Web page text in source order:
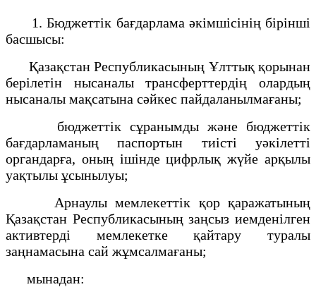
1. Бюджеттік бағдарлама әкімшісінің бірінші
басшысы:
Қазақстан Республикасының Ұлттық қорынан
берілетін нысаналы трансферттердің олардың
нысаналы мақсатына сәйкес пайдаланылмағаны;
бюджеттік сұранымды және бюджеттік
бағдарламаның паспортын тиісті уәкілетті
органдарға, оның ішіндецифрлық жүйе арқылы
уақтылы ұсынылуы;
Арнаулы мемлекеттік қор қаражатының
Қазақстан Республикасының заңсыз иемденілген
активтерді мемлекетке қайтару туралы
заңнамасына сай жұмсалмағаны;
мынадан: